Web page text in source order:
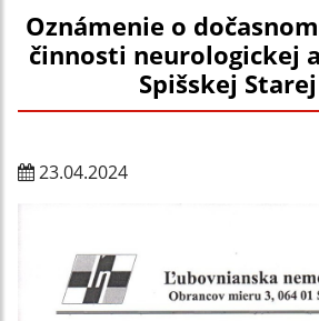
Oznámenie o
činnosti neurologickej
Spišskej
23.04.2024